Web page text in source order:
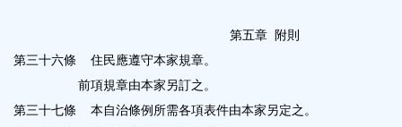
第五章
附則
第三十六條
住民應遵守本家規章。
前項規章由本家另訂之。
第三十七條
本自治條例所需各項表件由本家另定之。